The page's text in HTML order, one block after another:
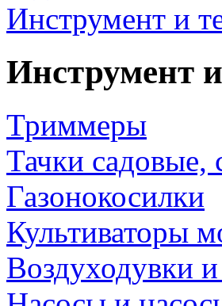
Инструмент и
Инструмент
Триммеры
Тачки садовые,
Газонокосилки
Культиваторы
Воздуходувки